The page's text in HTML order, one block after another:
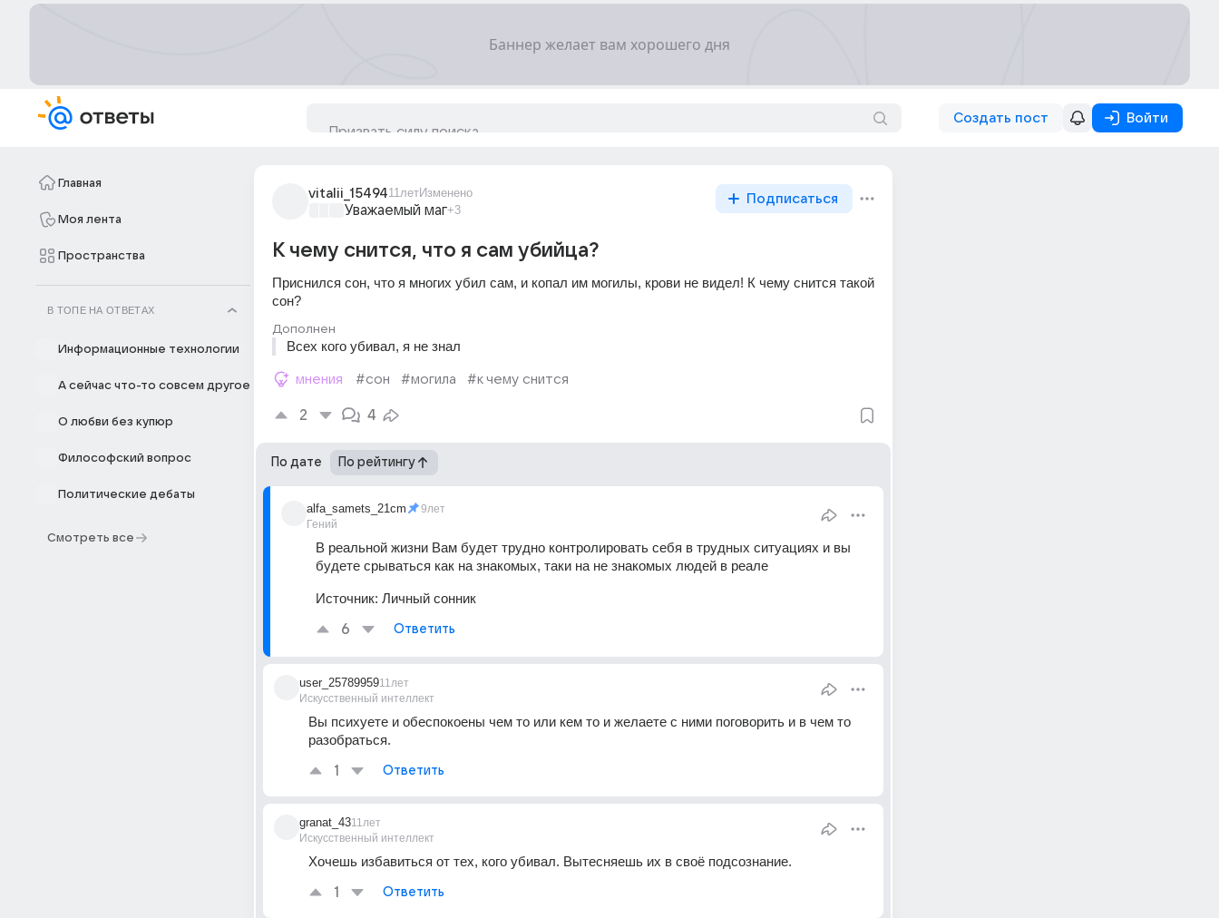
Создать пост Войти
Главная
Моя лента
Пространства
В ТОПЕ НА ОТВЕТАХ
Информационные технологии
А сейчас что-то совсем другое
О любви без купюр
Философский вопрос
Политические дебаты
Смотреть все
vitalii_1549411летИзменено
Уважаемый маг+3
Подписаться
К чему снится, что я сам убийца?
Приснился сон, что я многих убил сам, и копал им могилы, крови не видел! К чему снится такой
сон?
Дополнен
Всех кого убивал, я не знал
мнения #сон #могила #к чему снится
2 4
По дате По рейтингу
alfa_samets_21cm
Гений
9лет
В реальной жизни Вам будет трудно контролировать себя в трудных ситуациях и вы
будете срываться как на знакомых, таки на не знакомых людей в реале
Источник: Личный сонник
6 Ответить
user_25789959
Искусственный интеллект
11лет
Вы психуете и обеспокоены чем то или кем то и желаете с ними поговорить и в чем то
разобраться.
1 Ответить
granat_43
Искусственный интеллект
11лет
Хочешь избавиться от тех, кого убивал. Вытесняешь их в своё подсознание.
1 Ответить